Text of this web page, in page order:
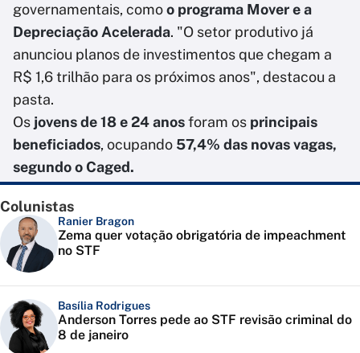
governamentais, comoo programa Mover e a
Depreciação Acelerada. "O setor produtivo já
anunciou planos de investimentos que chegam a
R$ 1,6 trilhão para os próximos anos", destacou a
pasta.
Os jovens de 18 e 24 anosforam os principais
beneficiados, ocupando 57,4% das novas vagas,
segundo o Caged.
Colunistas
Ranier Bragon
Zema quer votação obrigatória de impeachment
no STF
Basília Rodrigues
Anderson Torres pede ao STF revisão criminal do
8 de janeiro